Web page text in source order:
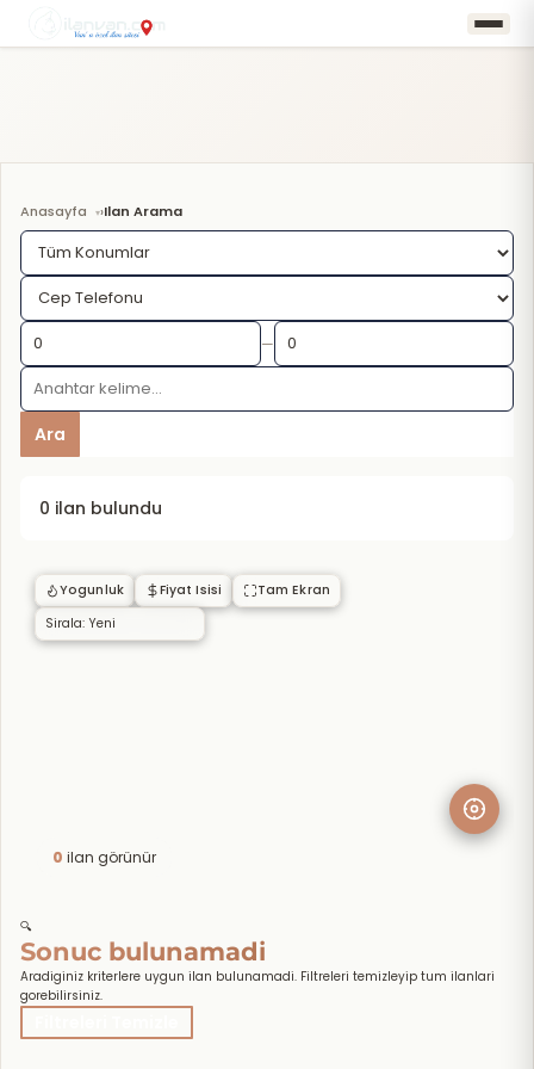
Anasayfa ›Ilan Arama
—
Ara
0 ilan bulundu
0 ilan görünür
Yogunluk Fiyat Isisi Tam Ekran
🔍
Sonuc bulunamadi
Aradiginiz kriterlere uygun ilan bulunamadi. Filtreleri temizleyip tum ilanlari
gorebilirsiniz.